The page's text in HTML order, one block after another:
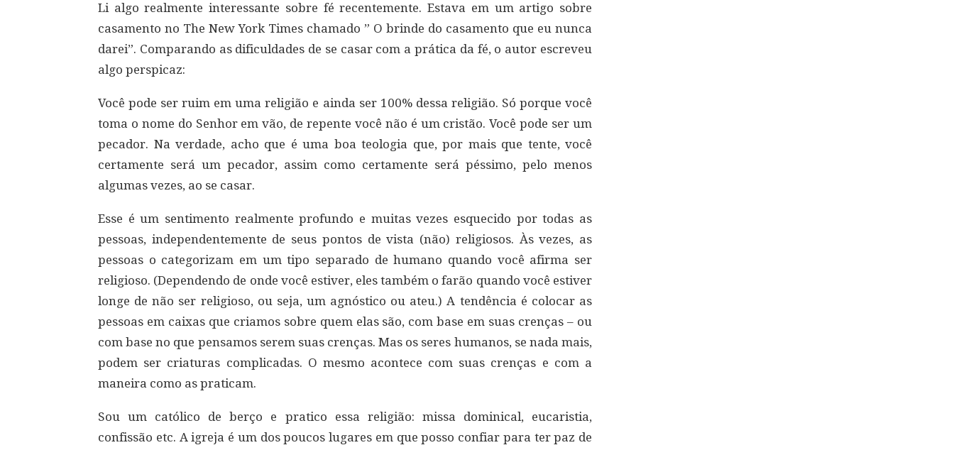
Li algo realmente interessante sobre fé recentemente. Estava em um artigo sobre
casamento no The New York Times chamado ” O brinde do casamento que eu nunca
darei”. Comparando as dificuldades de se casar com a prática da fé, o autor escreveu
algo perspicaz:
Você pode ser ruim em uma religião e ainda ser 100% dessa religião. Só porque você
toma o nome do Senhor em vão, de repente você não é um cristão. Você pode ser um
pecador. Na verdade, acho que é uma boa teologia que, por mais que tente, você
certamente será um pecador, assim como certamente será péssimo, pelo menos
algumas vezes, ao se casar.
Esse é um sentimento realmente profundo e muitas vezes esquecido por todas as
pessoas, independentemente de seus pontos de vista (não) religiosos. Às vezes, as
pessoas o categorizam em um tipo separado de humano quando você afirma ser
religioso. (Dependendo de onde você estiver, eles também o farão quando você estiver
longe de não ser religioso, ou seja, um agnóstico ou ateu.) A tendência é colocar as
pessoas em caixas que criamos sobre quem elas são, com base em suas crenças – ou
com base no que pensamos serem suas crenças. Mas os seres humanos, se nada mais,
podem ser criaturas complicadas. O mesmo acontece com suas crenças e com a
maneira como as praticam.
Sou um católico de berço e pratico essa religião: missa dominical, eucaristia,
confissão etc. A igreja é um dos poucos lugares em que posso confiar para ter paz de